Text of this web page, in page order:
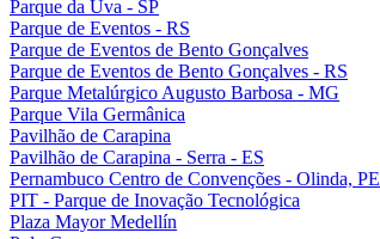
Parque da Uva - SP
Parque de Eventos - RS
Parque de Eventos de Bento Gonçalves
Parque de Eventos de Bento Gonçalves - RS
Parque Metalúrgico Augusto Barbosa - MG
Parque Vila Germânica
Pavilhão de Carapina
Pavilhão de Carapina - Serra - ES
Pernambuco Centro de Convenções - Olinda, PE
PIT - Parque de Inovação Tecnológica
Plaza Mayor Medellín